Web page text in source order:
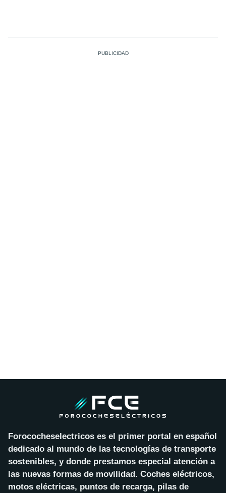
Forococheselectricos es el primer portal en español
dedicado al mundo de las tecnologías de transporte
sostenibles, y donde prestamos especial atención a
las nuevas formas de movilidad. Coches eléctricos,
motos eléctricas, puntos de recarga, pilas de